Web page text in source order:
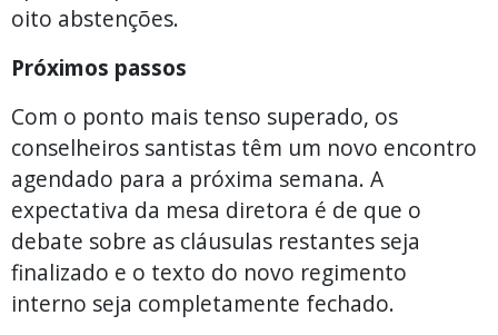
oito abstenções.
Próximos passos
Com o ponto mais tenso superado, os
conselheiros santistas têm um novo encontro
agendado para a próxima semana. A
expectativa da mesa diretora é de que o
debate sobre as cláusulas restantes seja
finalizado e o texto do novo regimento
interno seja completamente fechado.